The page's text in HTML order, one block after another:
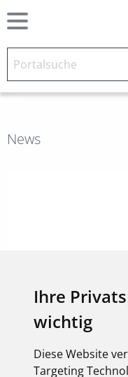
Ihre
wichtig
Diese Website
Targeting
News